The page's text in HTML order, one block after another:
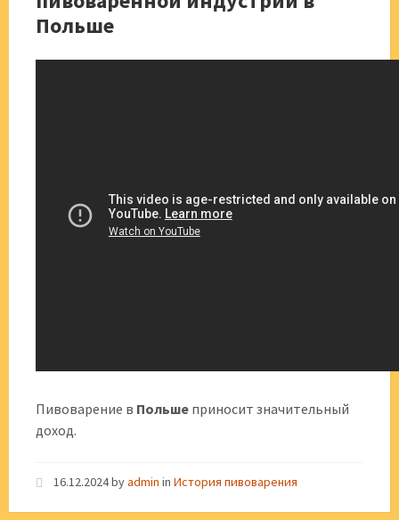
Польше
Пивоварение в Польше приносит значительный
доход.
16.12.2024byadmin in История пивоварения